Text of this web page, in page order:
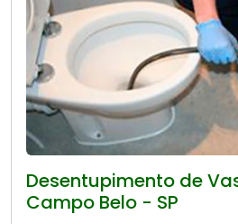
Desentupimento de
Campo Belo - SP